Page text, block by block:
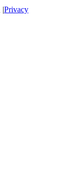
|Privacy